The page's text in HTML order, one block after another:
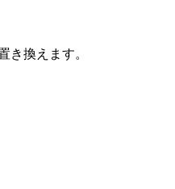
き換えます。